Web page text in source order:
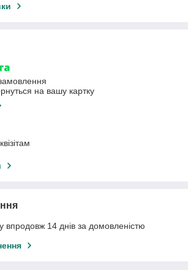
на вашу картку
впродовж 14 днів за домовленістю